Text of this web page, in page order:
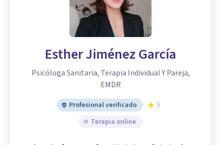
Esther Jiménez García
Psicóloga Sanitaria, Terapia Individual Y Pareja,
EMDR
Profesional verificado
5
Terapia online